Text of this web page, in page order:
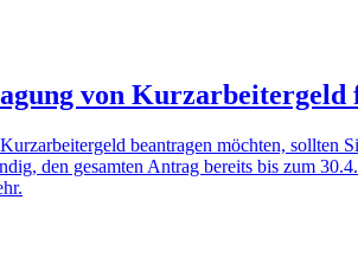
von Kurzarbeitergeld
beantragen möchten, sollten
den gesamten Antrag bereits bis zum